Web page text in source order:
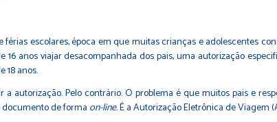
escolares, época em que muitas crianças e adolescentes
16 anos viajar desacompanhada dos pais, uma autorização
18 anos.
a autorização. Pelo contrário. O problema é que muitos pais e
documento de forma on-line.É a Autorização Eletrônica de Viagem